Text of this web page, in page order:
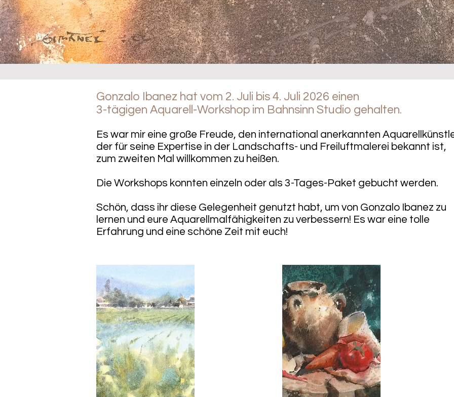
Gonzalo Ibanez hat vom 2. Juli bis 4. Juli 2026 einen
3-tägigen Aquarell-Workshop im Bahnsinn Studio gehalten.
Es war mir eine große Freude, den international anerkannten
der für seine Expertise in der Landschafts- und Freiluftmalerei bekannt ist,
zum zweiten Mal willkommen zu heißen.
Die Workshops konnten einzeln oder als 3-Tages-Paket gebucht werden.
Schön, dass ihr diese Gelegenheit genutzt habt, um von Gonzalo Ibanez zu
lernen und eure Aquarellmalfähigkeiten zu verbessern! Es war eine tolle
Erfahrung und eine schöne Zeit mit euch!